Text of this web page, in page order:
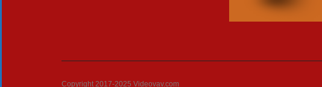
Copyright 2017-2025 Videovav.com